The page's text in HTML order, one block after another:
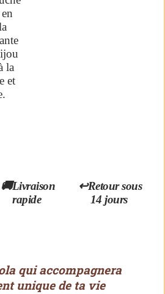
🚚Livraison
rapide
↩️Retour sous
14 jours
qui accompagnera
unique de ta vie